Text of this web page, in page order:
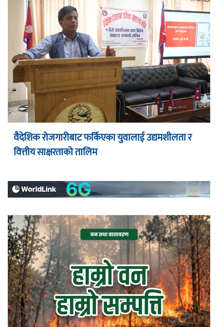
वैदेशिक रोजगारीबाट फर्किएका युवालाई उद्यमशीलता र
वित्तीय साक्षरताको तालिम